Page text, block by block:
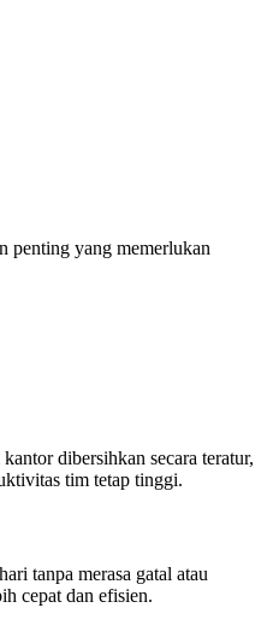
penting yang memerlukan
dibersihkan secara teratur,
tim tetap tinggi.
tanpa merasa gatal atau
cepat dan efisien.